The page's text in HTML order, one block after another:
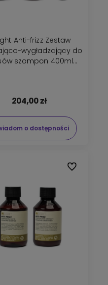
Anti-frizz Zestaw
wygładzający do
szampon 400ml
204,00 zł
o dostępności
Do